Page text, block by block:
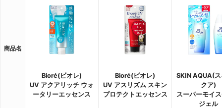
商品名
Bioré(ビオレ)
UV アクアリッチ ウォ
ータリーエッセンス
Bioré(ビオレ)
UV アスリズム スキン
プロテクトエッセンス
SKIN AQUA(
クア)
スーパーモイ
ジェル